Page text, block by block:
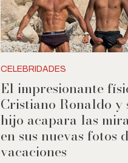
CELEBRIDADES
El impresionante
Cristiano Ronaldo y
hijo acapara las
en sus nuevas fotos
vacaciones